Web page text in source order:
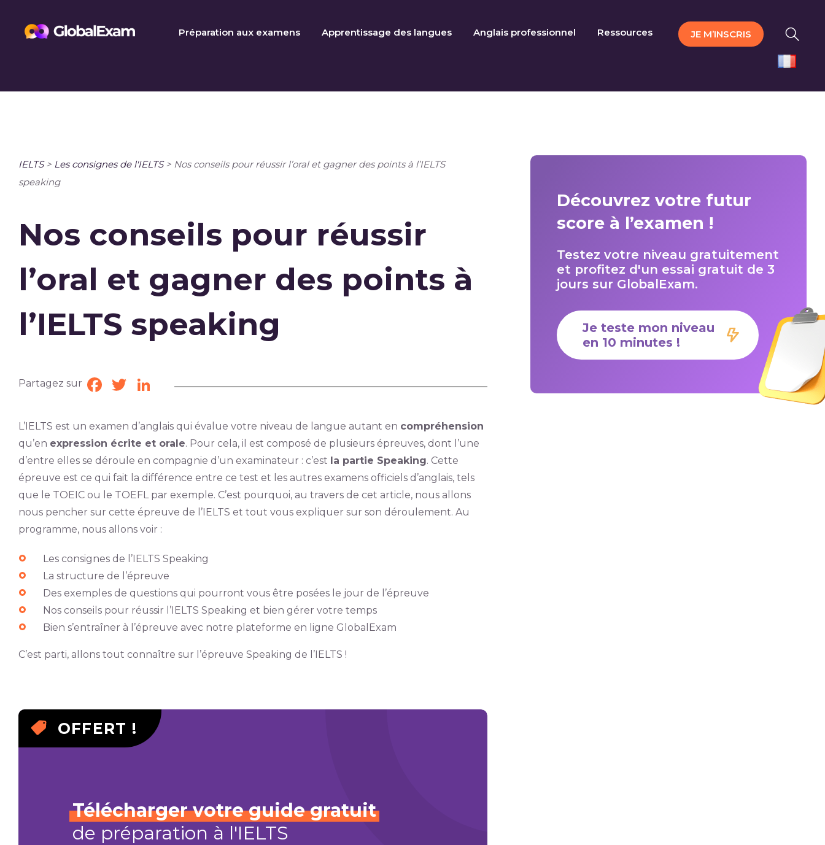
Préparation aux examens Apprentissage des langues Anglais professionnel Ressources JE M’INSCRIS
IELTS> Les consignes de l'IELTS> Nos conseils pour réussir l’oral et gagner des points à l’IELTS
speaking
Nos conseils pour réussir
l’oral et gagner des points à
l’IELTS speaking
Partagez sur Facebook
TwitterLinkedIn
L’IELTS est un examen d’anglais qui évalue votre niveau de langue autant en compréhension
qu’en expression écrite et orale. Pour cela, il est composé de plusieurs épreuves, dont l’une
d’entre elles se déroule en compagnie d’un examinateur : c’est la partie Speaking. Cette
épreuve est ce qui fait la différence entre ce test et les autres examens officiels d’anglais, tels
que le TOEIC ou le TOEFL par exemple. C’est pourquoi, au travers de cet article, nous allons
nous pencher sur cette épreuve de l’IELTS et tout vous expliquer sur son déroulement. Au
programme, nous allons voir :
Les consignes de l’IELTS Speaking
La structure de l’épreuve
Des exemples de questions qui pourront vous être posées le jour de l’épreuve
Nos conseils pour réussir l’IELTS Speaking et bien gérer votre temps
Bien s’entraîner à l’épreuve avec notre plateforme en ligne GlobalExam
C’est parti, allons tout connaître sur l’épreuve Speaking de l’IELTS !
OFFERT !
Télécharger votre guide gratuit
de préparation à l'IELTS
Découvrez votre futur
score à l’examen !
Testez votre niveau gratuitement
et profitez d'un essai gratuit de 3
jours sur GlobalExam.
Je teste mon niveau
en 10 minutes !